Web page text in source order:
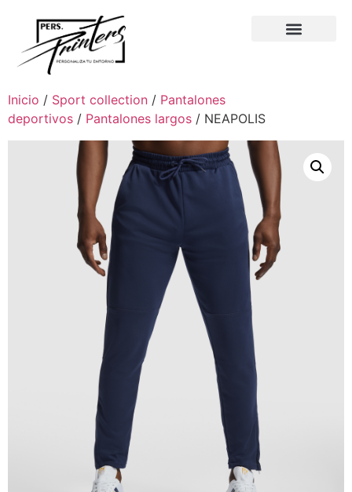
Inicio / Sport collection / Pantalones
deportivos / Pantalones largos / NEAPOLIS